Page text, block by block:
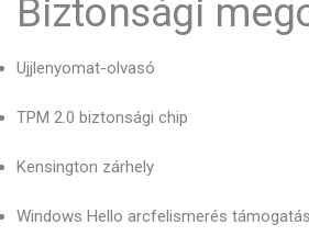
Biztonsági
Ujjlenyomat-olvasó
TPM 2.0 biztonsági chip
Kensington zárhely
Windows Hello arcfelismerés támogatás